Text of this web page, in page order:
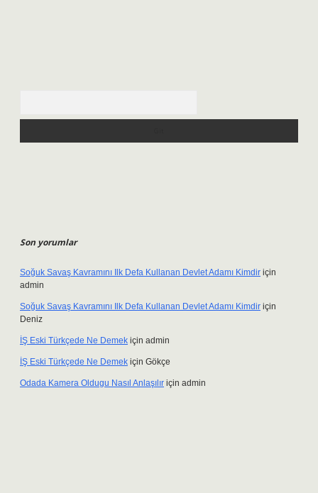
Son yorumlar
Soğuk Savaş Kavramını Ilk Defa Kullanan Devlet Adamı Kimdir için
admin
Soğuk Savaş Kavramını Ilk Defa Kullanan Devlet Adamı Kimdir için
Deniz
İŞ Eski Türkçede Ne Demek için admin
İŞ Eski Türkçede Ne Demek için Gökçe
Odada Kamera Oldugu Nasıl Anlaşılır için admin